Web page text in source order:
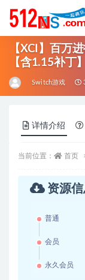
【XCI】百万进
【含1.15补丁】
Switch游戏
详情介绍
当前位置： 首页
资源
普通
会员
永久会员